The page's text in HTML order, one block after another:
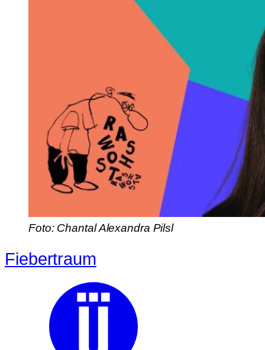
Foto: Chantal Alexandra Pilsl
Fiebertraum